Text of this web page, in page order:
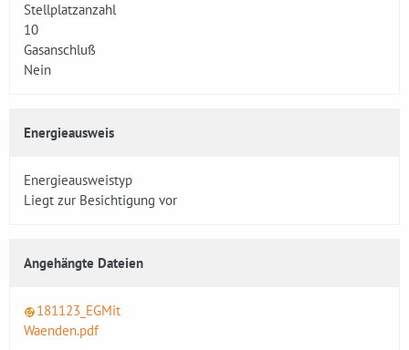
Stellplatzanzahl
10
Gasanschluß
Nein
Energieausweis
Energieausweistyp
Liegt zur Besichtigung vor
Angehängte Dateien
181123_EGMit
Waenden.pdf